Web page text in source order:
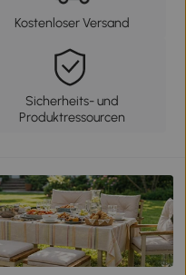
Kostenloser Versand
Sicherheits- und
Produktressourcen